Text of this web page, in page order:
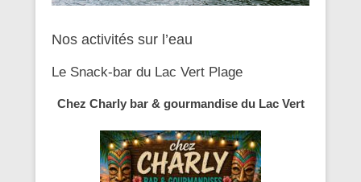
Nos activités sur l’eau
Le Snack-bar du Lac Vert Plage
Chez Charly bar & gourmandise du Lac Vert